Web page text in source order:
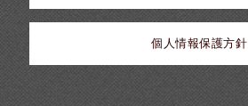
個人情報保護方針